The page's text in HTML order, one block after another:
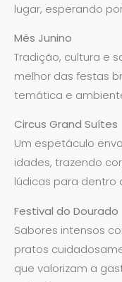
lugar, esperando
Mês Junino
Tradição, cultura e
melhor das festas
temática e
Circus Grand Suítes
Um espetáculo
idades, trazendo
lúdicas para dentro
Festival do Dourado
Sabores intensos
pratos
que valorizam a